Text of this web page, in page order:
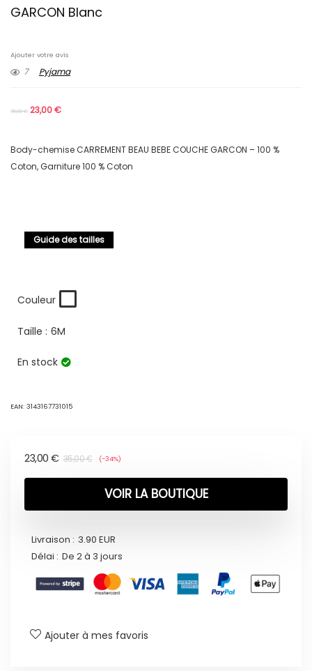
GARCON Blanc
Ajouter votre avis
7 Pyjama
35,00€ 23,00€
Body-chemise CARREMENT BEAU BEBE COUCHE GARCON – 100 %
Coton, Garniture 100 % Coton
Guide des tailles
Couleur
Taille : 6M
En stock
EAN: 3143167731015
35,00€
23,00 € (-34%)
VOIR LA BOUTIQUE
Livraison : 3.90 EUR
Délai : De 2 à 3 jours
Ajouter à mes favoris